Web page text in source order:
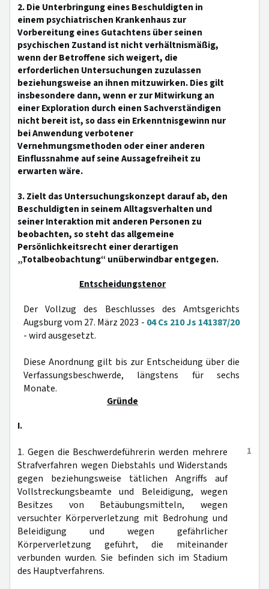
2. Die Unterbringung eines Beschuldigten in
einem psychiatrischen Krankenhaus zur
Vorbereitung eines Gutachtens über seinen
psychischen Zustand ist nicht verhältnismäßig,
wenn der Betroffene sich weigert, die
erforderlichen Untersuchungen zuzulassen
beziehungsweise an ihnen mitzuwirken. Dies gilt
insbesondere dann, wenn er zur Mitwirkung an
einer Exploration durch einen Sachverständigen
nicht bereit ist, so dass ein Erkenntnisgewinn nur
bei Anwendung verbotener
Vernehmungsmethoden oder einer anderen
Einflussnahme auf seine Aussagefreiheit zu
erwarten wäre.
3. Zielt das Untersuchungskonzept darauf ab, den
Beschuldigten in seinem Alltagsverhalten und
seiner Interaktion mit anderen Personen zu
beobachten, so steht das allgemeine
Persönlichkeitsrecht einer derartigen
„Totalbeobachtung“ unüberwindbar entgegen.
Entscheidungstenor
Der Vollzug des Beschlusses des Amtsgerichts
Augsburg vom 27. März 2023 - 04 Cs 210 Js 141387/20
- wird ausgesetzt.
Diese Anordnung gilt bis zur Entscheidung über die
Verfassungsbeschwerde, längstens für sechs
Monate.
Gründe
I.
1
1. Gegen die Beschwerdeführerin werden mehrere
Strafverfahren wegen Diebstahls und Widerstands
gegen beziehungsweise tätlichen Angriffs auf
Vollstreckungsbeamte und Beleidigung, wegen
Besitzes von Betäubungsmitteln, wegen
versuchter Körperverletzung mit Bedrohung und
Beleidigung und wegen gefährlicher
Körperverletzung geführt, die miteinander
verbunden wurden. Sie befinden sich im Stadium
des Hauptverfahrens.